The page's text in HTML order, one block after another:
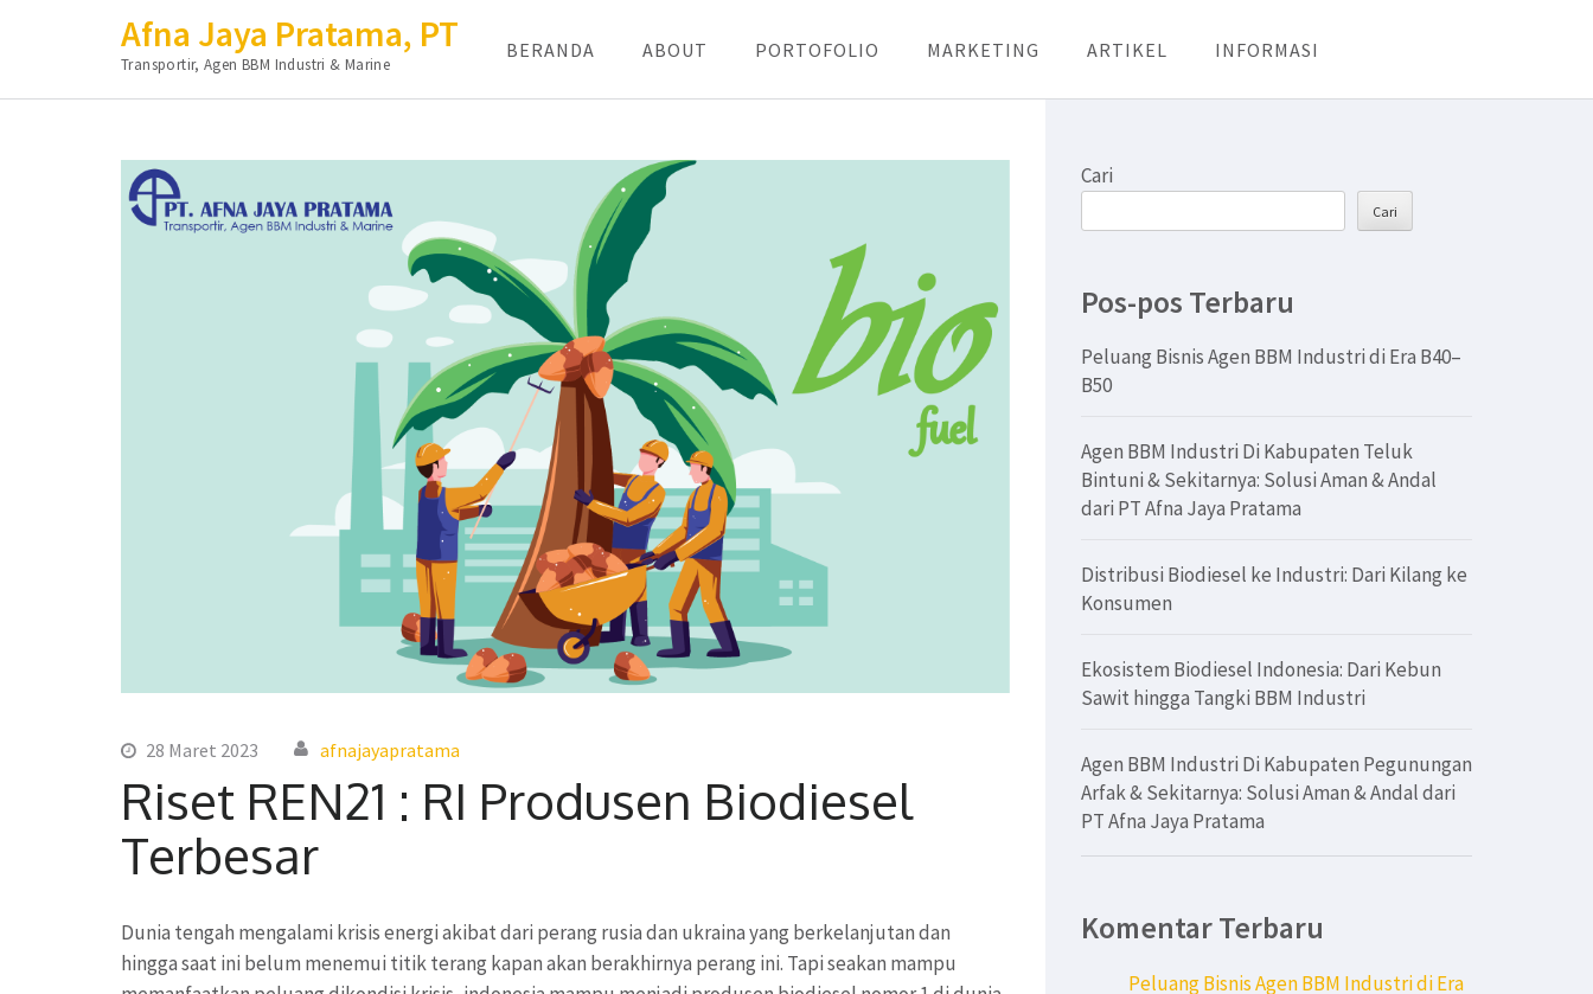
Afna Jaya Pratama, PT
Transportir, Agen BBM Industri & Marine
BERANDA ABOUT PORTOFOLIO MARKETING ARTIKEL INFORMASI
28 Maret 2023 afnajayapratama
Riset REN21 : RI Produsen Biodiesel
Terbesar
Dunia tengah mengalami krisis energi akibat dari perang rusia dan ukraina yang berkelanjutan dan
hingga saat ini belum menemui titik terang kapan akan berakhirnya perang ini. Tapi seakan mampu
Cari
Cari
Pos-pos Terbaru
Peluang Bisnis Agen BBM Industri di Era B40–
B50
Agen BBM Industri Di Kabupaten Teluk
Bintuni & Sekitarnya: Solusi Aman & Andal
dari PT Afna Jaya Pratama
Distribusi Biodiesel ke Industri: Dari Kilang ke
Konsumen
Ekosistem Biodiesel Indonesia: Dari Kebun
Sawit hingga Tangki BBM Industri
Agen BBM Industri Di Kabupaten Pegunungan
Arfak & Sekitarnya: Solusi Aman & Andal dari
PT Afna Jaya Pratama
Komentar Terbaru
Peluang Bisnis Agen BBM Industri di Era